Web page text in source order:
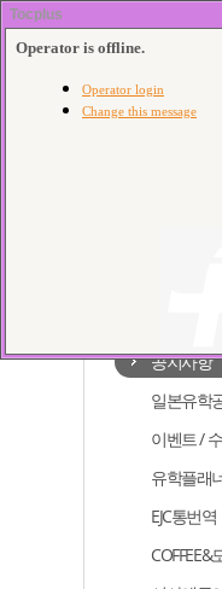
포
공지사항
일본유학
이벤트 /
유학플래
EJC통번역
COFFEE&